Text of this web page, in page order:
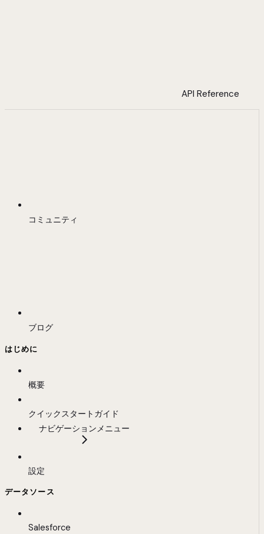
API Reference
コミュニティ
ブログ
はじめに
概要
クイックスタートガイド
ナビゲーションメニュー
設定
データソース
Salesforce